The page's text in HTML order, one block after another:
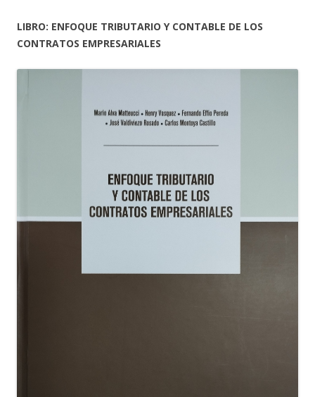
LIBRO: ENFOQUE TRIBUTARIO Y CONTABLE DE LOS
CONTRATOS EMPRESARIALES